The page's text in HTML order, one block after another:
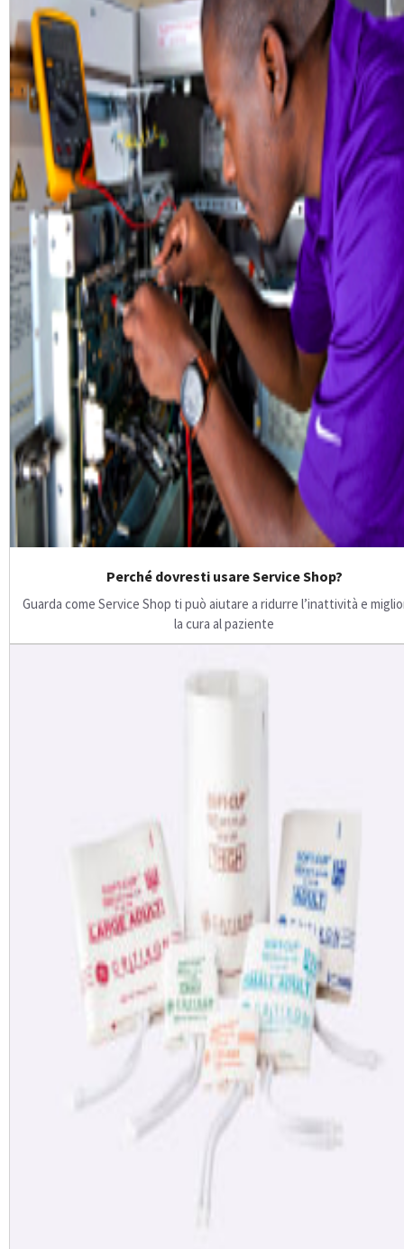
Perché dovresti usare Service Shop?
Guarda come Service Shop ti può aiutare a ridurre l’inattività e
la cura al paziente